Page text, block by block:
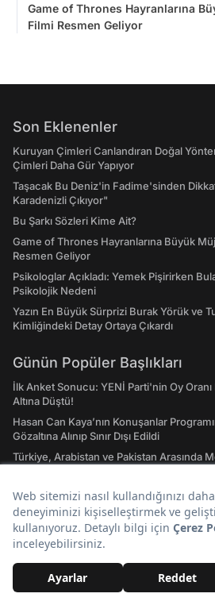
Game of Thrones Hayranlarına
Filmi Resmen Geliyor
Son Eklenenler
Kuruyan Çimleri Canlandıran Doğal
Çimleri Daha Gür Yapıyor
Taşacak Bu Deniz'in Fadime'sinden
Karadenizli Çıkıyor"
Bu Şarkı Sözleri Kime Ait?
Game of Thrones Hayranlarına Büyük
Resmen Geliyor
Psikologlar Açıkladı: Yemek Pişirirken
Psikolojik Nedeni
Yazın En Büyük Sürprizi Burak Yörük ve
Kimliğindeki Detay Ortaya Çıkardı
Günün Popüler Başlıkları
İlk Anket Sonucu: YENİ Parti'nin Oy Oranı
Altına Düştü!
Hasan Can Kaya’nın Konuşanlar
Gözaltına Alınıp Sınır Dışı Edildi
Türkiye, Arabistan ve Pakistan Arasında
Hiçbir Tuzak Onu Durduramıyordu: 3
Olan Kedi Yakalandı
İçme Suyuna Kur'an-ı Kerim Dinletiliyor: 31
İlimizde 24 Saat Devam Ediyor
Fatih Altaylı’dan Çok Konuşulacak İddia:
Küçük’ün Adını Verdi